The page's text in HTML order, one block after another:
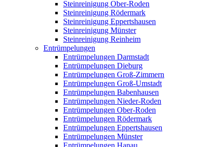
Steinreinigung Ober-Roden
Steinreinigung Rödermark
Steinreinigung Eppertshausen
Steinreinigung Münster
Steinreinigung Reinheim
Entrümpelungen
Entrümpelungen Darmstadt
Entrümpelungen Dieburg
Entrümpelungen Groß-Zimmern
Entrümpelungen Groß-Umstadt
Entrümpelungen Babenhausen
Entrümpelungen Nieder-Roden
Entrümpelungen Ober-Roden
Entrümpelungen Rödermark
Entrümpelungen Eppertshausen
Entrümpelungen Münster
Entrümpelungen Hanau